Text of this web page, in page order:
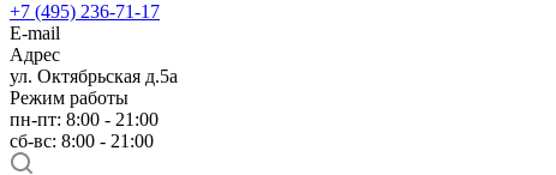
+7 (495) 236-71-17
E-mail
Адрес
ул. Октябрьская д.5а
Режим работы
пн-пт: 8:00 - 21:00
сб-вс: 8:00 - 21:00